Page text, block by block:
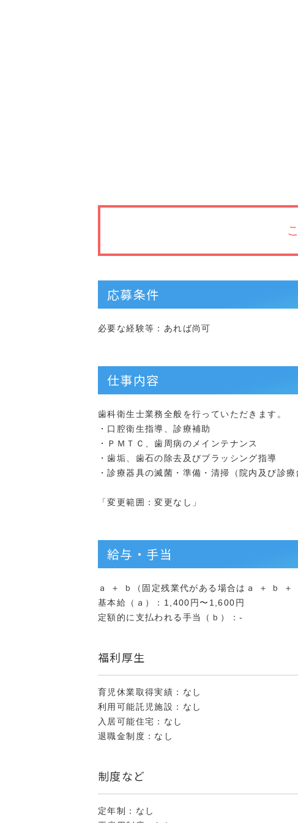
応募条件
必要な経験等：あれば尚可
仕事内容
歯科衛生士業務全般を行っていただきます。
・口腔衛生指導、診療補助
・ＰＭＴＣ、歯周病のメインテナンス
・歯垢、歯石の除去及びブラッシング指導
・診療器具の滅菌・準備・清掃（院内及び診療
「変更範囲：変更なし」
給与・手当
ａ ＋ ｂ（固定残業代がある場合はａ ＋ ｂ
基本給（ａ）：1,400円〜1,600円
定額的に支払われる手当（ｂ）：-
福利厚生
育児休業取得実績：なし
利用可能託児施設：なし
入居可能住宅：なし
退職金制度：なし
制度など
定年制：なし